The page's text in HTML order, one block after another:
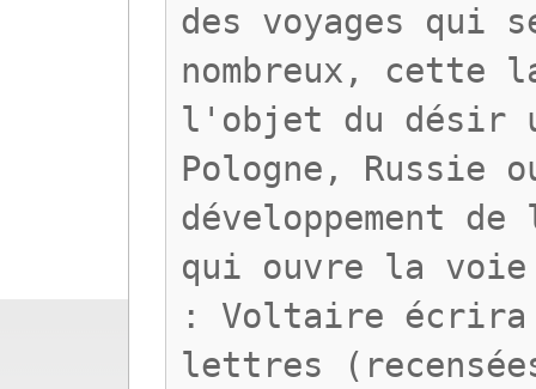
des voyages qui
nombreux, cette
l'objet du désir
Pologne, Russie
développement
qui ouvre la
: Voltaire écrira
lettres